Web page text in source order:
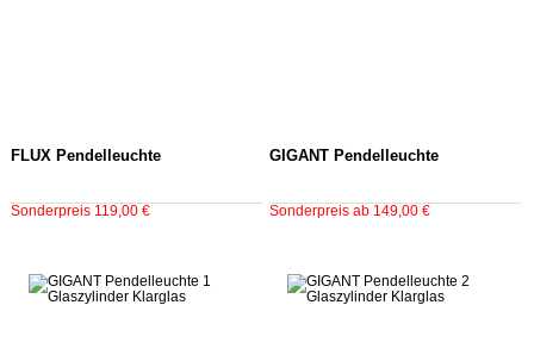
FLUX Pendelleuchte
Sonderpreis 119,00 €
GIGANT Pendelleuchte
Sonderpreis ab 149,00 €